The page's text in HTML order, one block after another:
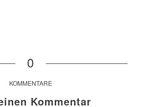
0
KOMMENTARE
Kommentar